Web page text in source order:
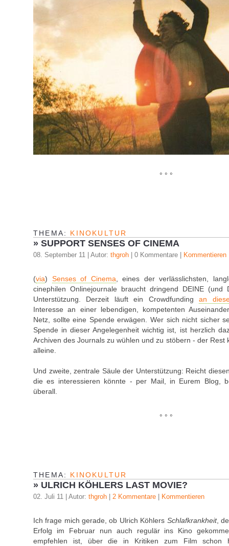
° ° °
THEMA: KINOKULTUR
» SUPPORT SENSES OF CINEMA
08. September 11 | Autor: thgroh | 0 Kommentare | Kommentieren
(via) Senses of Cinema , eines der verlässlichsten,
cinephilen Onlinejournale braucht dringend DEINE (und
Unterstützung. Derzeit läuft ein Crowdfundingan
Interesse an einer lebendigen, kompetenten
Netz, sollte eine Spende erwägen. Wer sich nicht sicher
Spende in dieser Angelegenheit wichtig ist, ist herzlich
Archiven des Journals zu wühlen und zu stöbern - der Rest
alleine.
Und zweite, zentrale Säule der Unterstützung: Reicht
die es interessieren könnte - per Mail, in Eurem Blog,
überall.
° ° °
THEMA: KINOKULTUR
» ULRICH KÖHLERS LAST MOVIE?
02. Juli 11 | Autor: thgroh 2 Kommentare Kommentieren
Ich frage mich gerade, ob Ulrich Köhlers Schlafkrankheit,
Erfolg im Februar nun auch regulär ins Kino
empfehlen ist, über die in Kritiken zum Film schon